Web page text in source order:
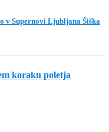
v Supernovi Ljubljana Šiška
koraku poletja